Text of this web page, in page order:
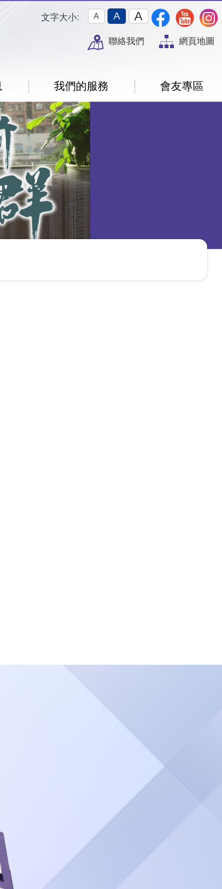
文字大小: A A A
聯絡我們 網頁地圖
我們的服務 會友專區